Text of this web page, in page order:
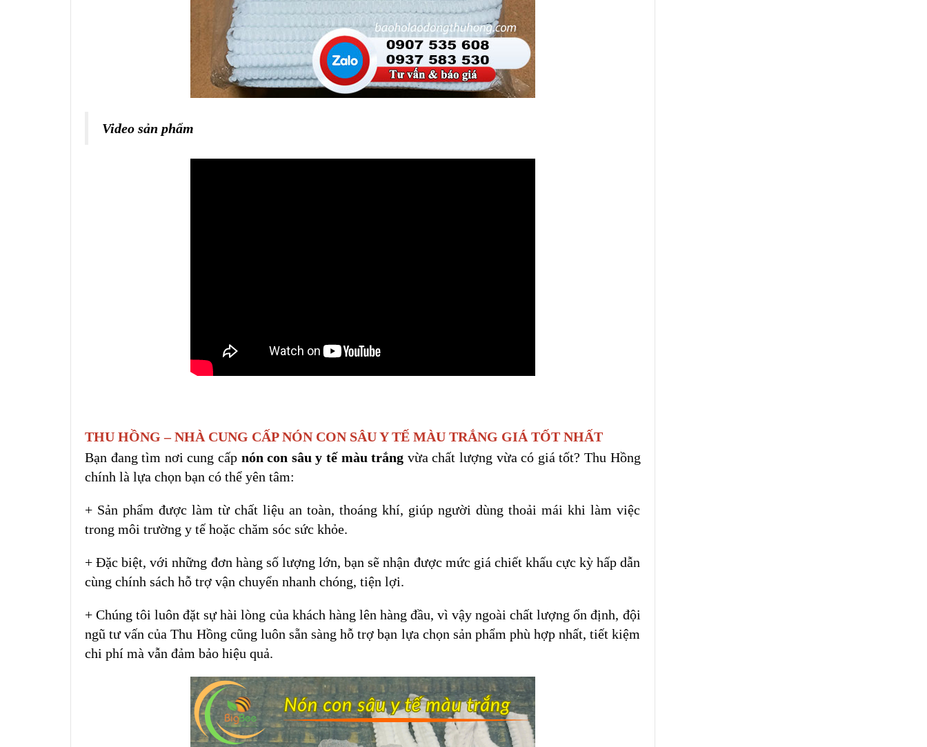
Video sản phẩm
THU HỒNG – NHÀ CUNG CẤP NÓN CON SÂU Y TẾ MÀU TRẮNG GIÁ TỐT NHẤT
Bạn đang tìm nơi cung cấp nón con sâu y tế màu trắng vừa chất lượng vừa có giá tốt? Thu Hồng
chính là lựa chọn bạn có thể yên tâm:
+ Sản phẩm được làm từ chất liệu an toàn, thoáng khí, giúp người dùng thoải mái khi làm việc
trong môi trường y tế hoặc chăm sóc sức khỏe.
+ Đặc biệt, với những đơn hàng số lượng lớn, bạn sẽ nhận được mức giá chiết khấu cực kỳ hấp dẫn
cùng chính sách hỗ trợ vận chuyển nhanh chóng, tiện lợi.
+ Chúng tôi luôn đặt sự hài lòng của khách hàng lên hàng đầu, vì vậy ngoài chất lượng ổn định, đội
ngũ tư vấn của Thu Hồng cũng luôn sẵn sàng hỗ trợ bạn lựa chọn sản phẩm phù hợp nhất, tiết kiệm
chi phí mà vẫn đảm bảo hiệu quả.